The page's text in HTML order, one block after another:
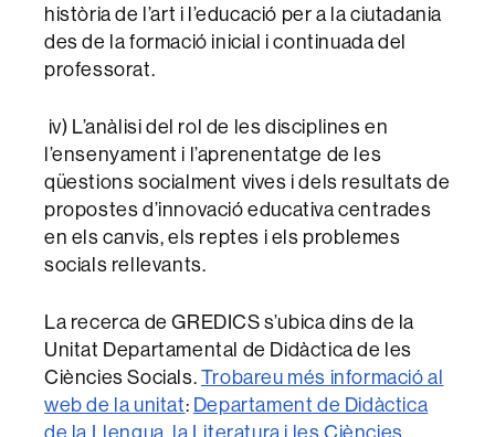
història de l’art i l’educació per a la ciutadania
des de la formació inicial i continuada del
professorat.
iv) L’anàlisi del rol de les disciplines en
l’ensenyament i l’aprenentatge de les
qüestions socialment vives i dels resultats de
propostes d’innovació educativa centrades
en els canvis, els reptes i els problemes
socials rellevants.
La recerca de GREDICS s’ubica dins de la
Unitat Departamental de Didàctica de les
Ciències Socials.Trobareu més informació al
web de la unitat: Departament de Didàctica